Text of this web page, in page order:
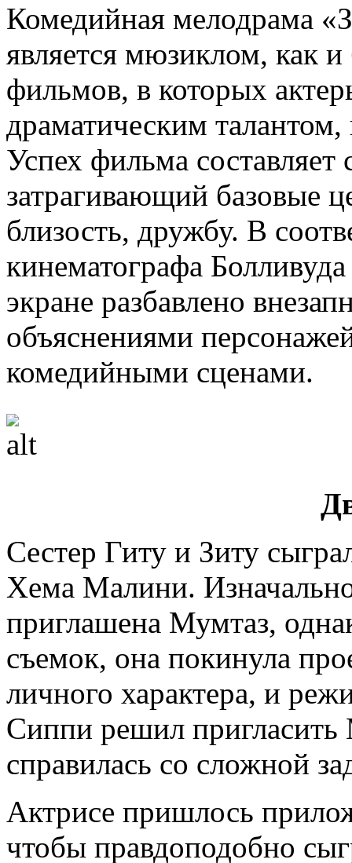
Комедийная мелодрама
является мюзиклом, как
фильмов, в которых
драматическим
Успех фильма
затрагивающий базовые
близость, дружбу. В
кинематографа
экране разбавлено
объяснениями
комедийными сценами.
Сестер Гиту и Зиту
Хема Малини.
приглашена Мумтаз,
съемок, она покинула
личного характера, и
Сиппи решил
справилась со сложной
Актрисе пришлось
чтобы правдоподобно